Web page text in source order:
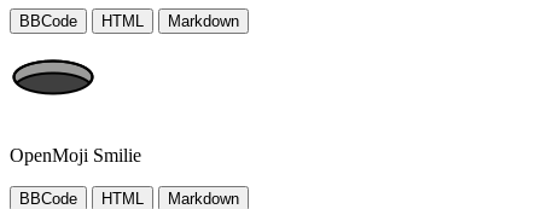
BBCode HTML Markdown
OpenMoji Smilie
BBCode HTML Markdown